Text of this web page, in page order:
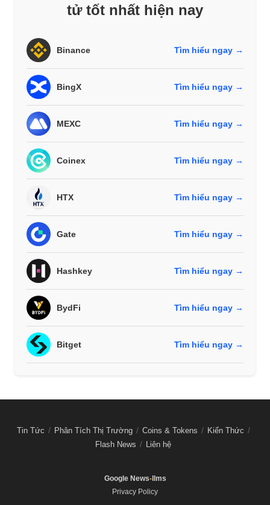
tử tốt nhất hiện nay
Binance Tìm hiểu ngay →
BingX Tìm hiểu ngay →
MEXC Tìm hiểu ngay →
Coinex Tìm hiểu ngay →
HTX Tìm hiểu ngay →
Gate Tìm hiểu ngay →
Hashkey Tìm hiểu ngay →
BydFi Tìm hiểu ngay →
Bitget Tìm hiểu ngay →
Tin Tức Phân Tích Thị Trường Coins & Tokens
Kiến Thức
Flash News
Liên hệ
Google News-llms
Privacy Policy